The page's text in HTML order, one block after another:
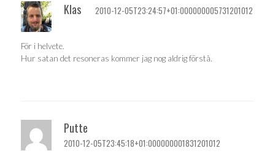
Klas 2010-12-05T23:24:57+01:000000005731201012
För i helvete.
Hur satan det resoneras kommer jag nog aldrig förstå.
Putte
2010-12-05T23:45:18+01:000000001831201012